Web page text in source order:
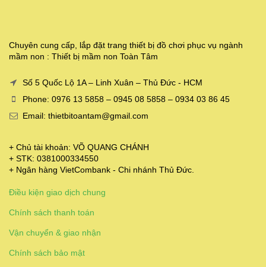
Chuyên cung cấp, lắp đặt trang thiết bị đồ chơi phục vụ ngành
mầm non : Thiết bị mầm non Toàn Tâm
Số 5 Quốc Lộ 1A – Linh Xuân – Thủ Đức - HCM
Phone: 0976 13 5858 – 0945 08 5858 – 0934 03 86 45
Email: thietbitoantam@gmail.com
+ Chủ tài khoản: VÕ QUANG CHÁNH
+ STK: 0381000334550
+ Ngân hàng VietCombank - Chi nhánh Thủ Đức.
Điều kiện giao dịch chung
Chính sách thanh toán
Vận chuyển & giao nhận
Chính sách bảo mật